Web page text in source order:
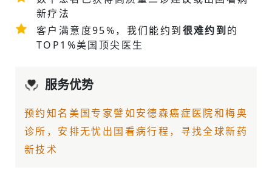
新疗法
客户满意度95%，我们能约到很难约到 的
TOP1%美国顶尖医生
服务优势
预约知名美国专家譬如安德森癌症医院和梅奥
诊所，安排无忧出国看病行程，寻找全球新药
新技术